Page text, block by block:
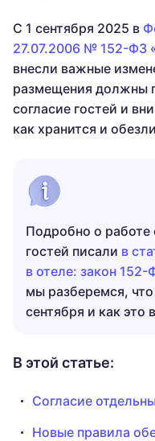
С 1 сентября 2025 в
27.07.2006 № 152-ФЗ
внесли важные
размещения должны
согласие гостей и
как хранится и
Подробно о
гостей писали в
в отеле: закон
мы разберемся,
сентября и как это
В этой статье:
Согласие
Новые правила